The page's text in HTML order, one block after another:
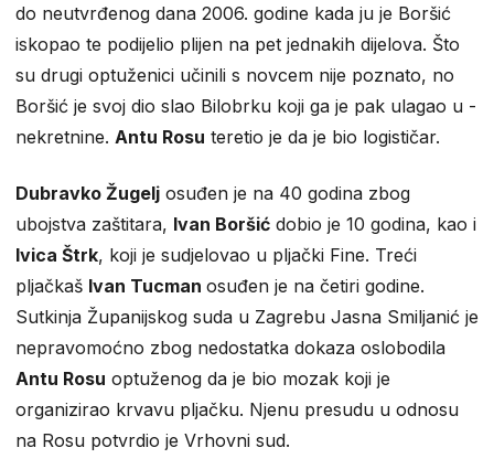
do neutvrđenog dana 2006. godine kada ju je Boršić
iskopao te podijelio plijen na pet jednakih dijelova. Što
su drugi optuženici učinili s novcem nije poznato, no
Boršić je svoj dio slao Bilobrku koji ga je pak ulagao u -
nekretnine. Antu Rosu teretio je da je bio logističar.
Dubravko Žugelj osuđen je na 40 godina zbog
ubojstva zaštitara, Ivan Boršić dobio je 10 godina, kao i
Ivica Štrk, koji je sudjelovao u pljački Fine. Treći
pljačkaš Ivan Tucman osuđen je na četiri godine.
Sutkinja Županijskog suda u Zagrebu Jasna Smiljanić je
nepravomoćno zbog nedostatka dokaza oslobodila
Antu Rosu optuženog da je bio mozak koji je
organizirao krvavu pljačku. Njenu presudu u odnosu
na Rosu potvrdio je Vrhovni sud.